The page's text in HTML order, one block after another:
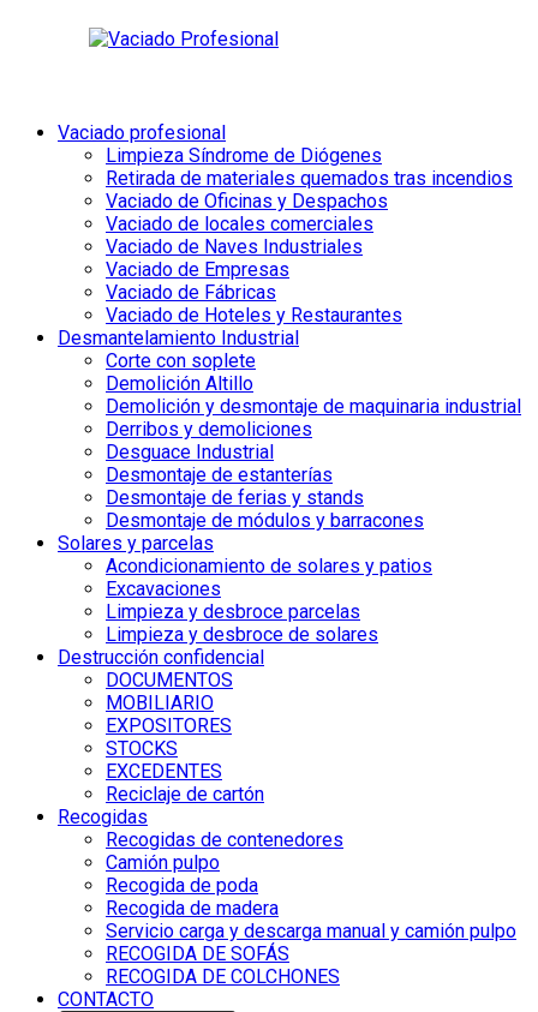
Vaciado profesional
Limpieza Síndrome de Diógenes
Retirada de materiales quemados tras incendios
Vaciado de Oficinas y Despachos
Vaciado de locales comerciales
Vaciado de Naves Industriales
Vaciado de Empresas
Vaciado de Fábricas
Vaciado de Hoteles y Restaurantes
Desmantelamiento Industrial
Corte con soplete
Demolición Altillo
Demolición y desmontaje de maquinaria industrial
Derribos y demoliciones
Desguace Industrial
Desmontaje de estanterías
Desmontaje de ferias y stands
Desmontaje de módulos y barracones
Solares y parcelas
Acondicionamiento de solares y patios
Excavaciones
Limpieza y desbroce parcelas
Limpieza y desbroce de solares
Destrucción confidencial
DOCUMENTOS
MOBILIARIO
EXPOSITORES
STOCKS
EXCEDENTES
Reciclaje de cartón
Recogidas
Recogidas de contenedores
Camión pulpo
Recogida de poda
Recogida de madera
Servicio carga y descarga manual y camión pulpo
RECOGIDA DE SOFÁS
RECOGIDA DE COLCHONES
CONTACTO